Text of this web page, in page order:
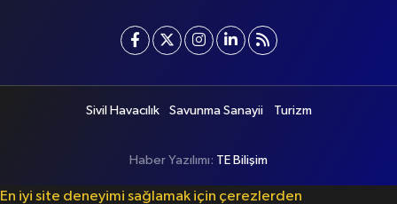
Sivil Havacılık Savunma Sanayii Turizm
Haber Yazılımı: TE Bilişim
En iyi site deneyimi sağlamak için çerezlerden